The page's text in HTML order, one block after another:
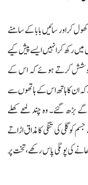
کر اور سائیں بابا کے سامنے
رکھ کر انہیں ایسے پیش کیے
کوشش کرتے ہوئے کہ اس کے
ان کا ہاتھ اس کے ہاتھوں سے
بڑھ گئے۔ وہ چند لمحے کھلے
گلی کی تنگی کا مذاق اڑاتے
کی پوٹلی پاس رکھے، تخت پر